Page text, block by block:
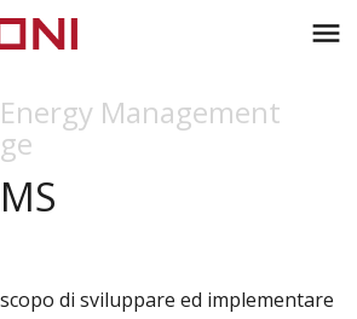
menu
Management
di sviluppare ed implementare